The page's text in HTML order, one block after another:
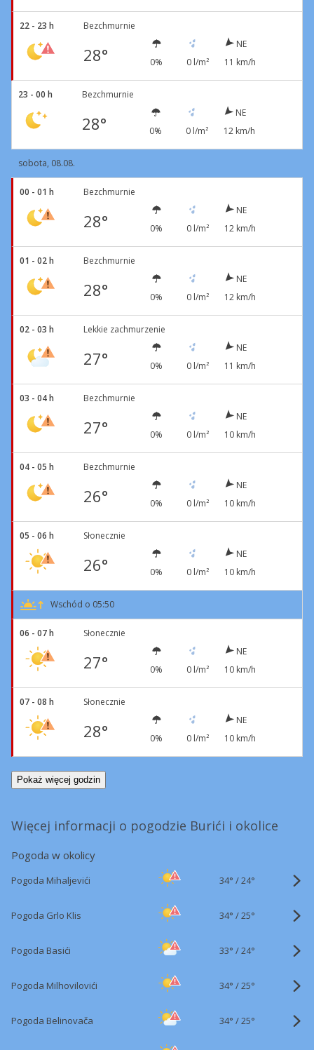
22 - 23 h Bezchmurnie
28° 0% 0 l/m²
NE
11 km/h
23 - 00 h Bezchmurnie
28° 0% 0 l/m²
NE
12 km/h
sobota, 08.08.
00 - 01 h Bezchmurnie
28° 0% 0 l/m²
NE
12 km/h
01 - 02 h Bezchmurnie
28° 0% 0 l/m²
NE
12 km/h
02 - 03 h Lekkie zachmurzenie
27° 0% 0 l/m²
NE
11 km/h
03 - 04 h Bezchmurnie
27° 0% 0 l/m²
NE
10 km/h
04 - 05 h Bezchmurnie
26° 0% 0 l/m²
NE
10 km/h
05 - 06 h Słonecznie
26° 0% 0 l/m²
NE
10 km/h
Wschód o 05:50
06 - 07 h Słonecznie
27° 0% 0 l/m²
NE
10 km/h
07 - 08 h Słonecznie
28° 0% 0 l/m²
NE
10 km/h
Pokaż więcej godzin
Więcej informacji o pogodzie Burići i okolice
Pogoda w okolicy
Pogoda Mihaljevići 34° /24°
Pogoda Grlo Klis 34° /25°
Pogoda Basići 33° /24°
Pogoda Milhovilovići 34° /25°
Pogoda Belinovača 34° /25°